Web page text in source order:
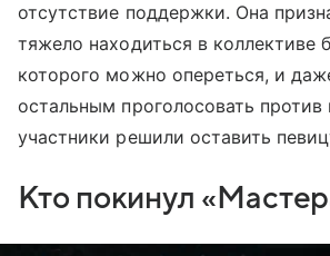
отсутствие поддержки. Она
тяжело находиться в коллективе
которого можно опереться, и
остальным проголосовать против
участники решили оставить
Кто покинул